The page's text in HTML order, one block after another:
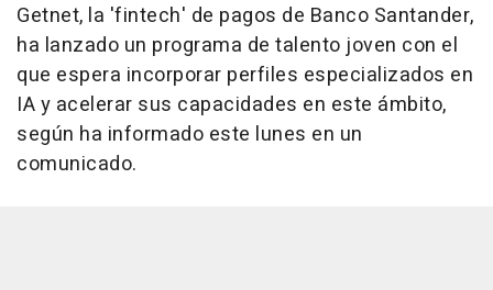
Getnet, la 'fintech' de pagos de Banco Santander,
ha lanzado un programa de talento joven con el
que espera incorporar perfiles especializados en
IA y acelerar sus capacidades en este ámbito,
según ha informado este lunes en un
comunicado.